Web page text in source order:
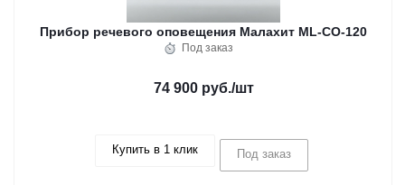
Прибор речевого оповещения Малахит ML-CO-120
Под заказ
74 900 руб./шт
Купить в 1 клик Под заказ